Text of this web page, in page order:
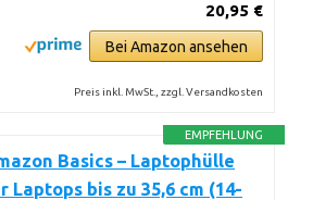
20,95 €
Bei Amazon ansehen
Preis inkl. MwSt., zzgl. Versandkosten
EMPFEHLUNG
Basics – Laptophülle
Laptops bis zu 35,6 cm (14-